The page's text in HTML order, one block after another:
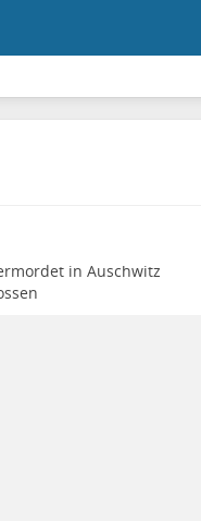
in Auschwitz